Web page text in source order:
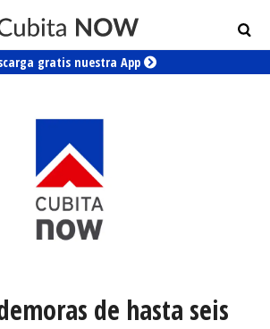
gratis nuestra App
de hasta seis